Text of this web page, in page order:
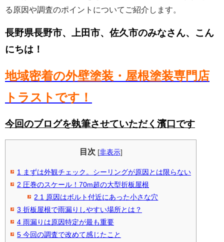
る原因や調査のポイントについてご紹介します。
長野県長野市、上田市、佐久市のみなさん、こん
にちは！
地域密着の外壁塗装・屋根塗装専門店
トラストです！
今回のブログを執筆させていただく濱口です
目次 [非表示]
1 まずは外観チェック。シーリングが原因とは限らない
2 圧巻のスケール！70m超の大型折板屋根
2.1 原因はボルト付近にあった小さな穴
3 折板屋根で雨漏りしやすい場所とは？
4 雨漏りは原因特定が最も重要
5 今回の調査で改めて感じたこと